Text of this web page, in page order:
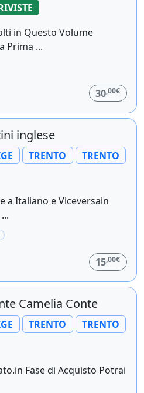
in Questo Volume
Prima ...
30,00€
inglese
TRENTO
TRENTO
a Italiano e Viceversain
15,00€
Camelia Conte
TRENTO
TRENTO
Fase di Acquisto Potrai